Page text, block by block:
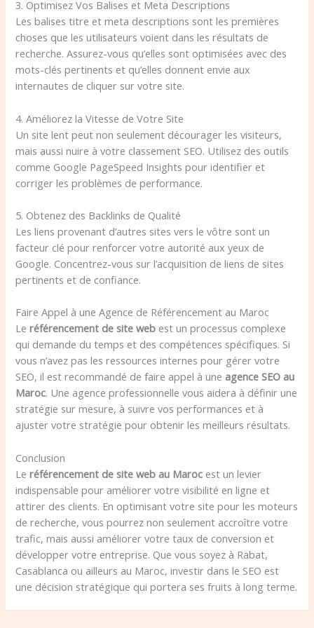
3. Optimisez Vos Balises et Meta Descriptions
Les balises titre et meta descriptions sont les premières
choses que les utilisateurs voient dans les résultats de
recherche. Assurez-vous qu’elles sont optimisées avec des
mots-clés pertinents et qu’elles donnent envie aux
internautes de cliquer sur votre site.
4. Améliorez la Vitesse de Votre Site
Un site lent peut non seulement décourager les visiteurs,
mais aussi nuire à votre classement SEO. Utilisez des outils
comme Google PageSpeed Insights pour identifier et
corriger les problèmes de performance.
5. Obtenez des Backlinks de Qualité
Les liens provenant d’autres sites vers le vôtre sont un
facteur clé pour renforcer votre autorité aux yeux de
Google. Concentrez-vous sur l’acquisition de liens de sites
pertinents et de confiance.
Faire Appel à une Agence de Référencement au Maroc
Leréférencement de site web est un processus complexe
qui demande du temps et des compétences spécifiques. Si
vous n’avez pas les ressources internes pour gérer votre
SEO, il est recommandé de faire appel à une agence SEO au
Maroc. Une agence professionnelle vous aidera à définir une
stratégie sur mesure, à suivre vos performances et à
ajuster votre stratégie pour obtenir les meilleurs résultats.
Conclusion
Leréférencement de site web au Maroc est un levier
indispensable pour améliorer votre visibilité en ligne et
attirer des clients. En optimisant votre site pour les moteurs
de recherche, vous pourrez non seulement accroître votre
trafic, mais aussi améliorer votre taux de conversion et
développer votre entreprise. Que vous soyez à Rabat,
Casablanca ou ailleurs au Maroc, investir dans le SEO est
une décision stratégique qui portera ses fruits à long terme.